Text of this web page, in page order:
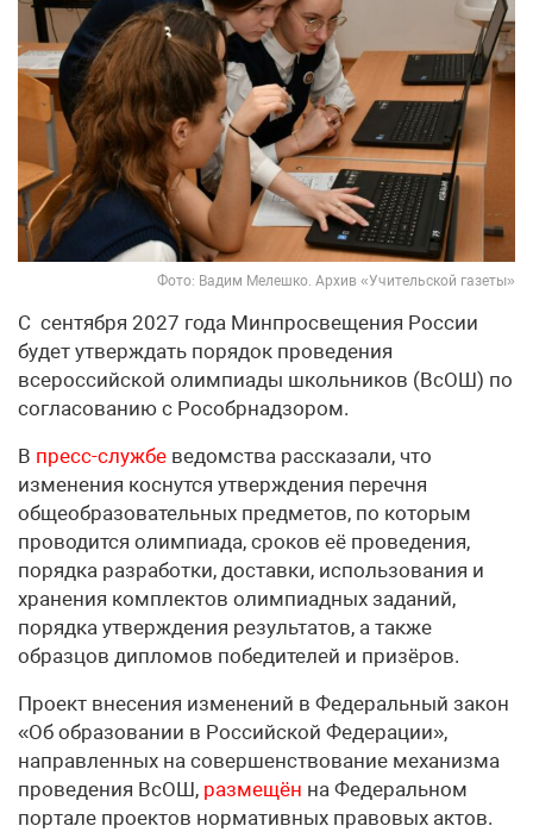
Фото: Вадим Мелешко. Архив «Учительской газеты»
С сентября 2027 года Минпросвещения России
будет утверждать порядок проведения
всероссийской олимпиады школьников (ВсОШ) по
согласованию с Рособрнадзором.
В пресс-службе ведомства рассказали, что
изменения коснутся утверждения перечня
общеобразовательных предметов, по которым
проводится олимпиада, сроков её проведения,
порядка разработки, доставки, использования и
хранения комплектов олимпиадных заданий,
порядка утверждения результатов, а также
образцов дипломов победителей и призёров.
Проект внесения изменений в Федеральный закон
«Об образовании в Российской Федерации»,
направленных на совершенствование механизма
проведения ВсОШ, размещён на Федеральном
портале проектов нормативных правовых актов.